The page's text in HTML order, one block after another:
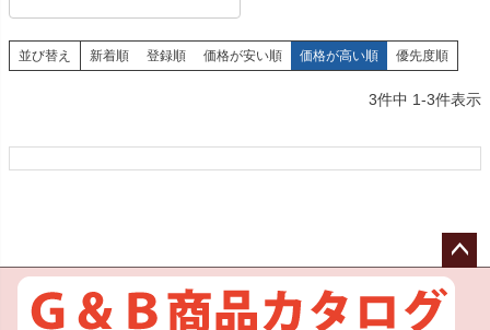
並び替え 新着順 登録順 価格が安い順 価格が高い順 優先度順
3件中 1-3件表示
ペー